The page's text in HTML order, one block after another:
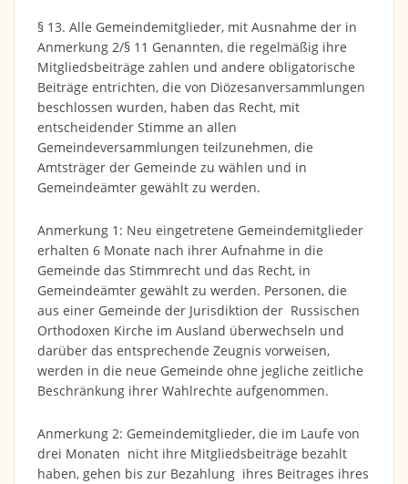
§ 13. Alle Gemeindemitglieder, mit Ausnahme der in
Anmerkung 2/§ 11 Genannten, die regelmäßig ihre
Mitgliedsbeiträge zahlen und andere obligatorische
Beiträge entrichten, die von Diözesanversammlungen
beschlossen wurden, haben das Recht, mit
entscheidender Stimme an allen
Gemeindeversammlungen teilzunehmen, die
Amtsträger der Gemeinde zu wählen und in
Gemeindeämter gewählt zu werden.
Anmerkung 1: Neu eingetretene Gemeindemitglieder
erhalten 6 Monate nach ihrer Aufnahme in die
Gemeinde das Stimmrecht und das Recht, in
Gemeindeämter gewählt zu werden. Personen, die
aus einer Gemeinde der Jurisdiktion der Russischen
Orthodoxen Kirche im Ausland überwechseln und
darüber das entsprechende Zeugnis vorweisen,
werden in die neue Gemeinde ohne jegliche zeitliche
Beschränkung ihrer Wahlrechte aufgenommen.
Anmerkung 2: Gemeindemitglieder, die im Laufe von
drei Monaten nicht ihre Mitgliedsbeiträge bezahlt
haben, gehen bis zur Bezahlung ihres Beitrages ihres